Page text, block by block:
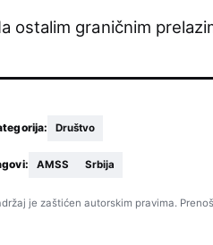
ostalim graničnim
Društvo
AMSS Srbija
je zaštićen autorskim pravima.